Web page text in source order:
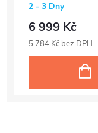
2 - 3 Dny
6 999 Kč
5 784 Kč bez DPH